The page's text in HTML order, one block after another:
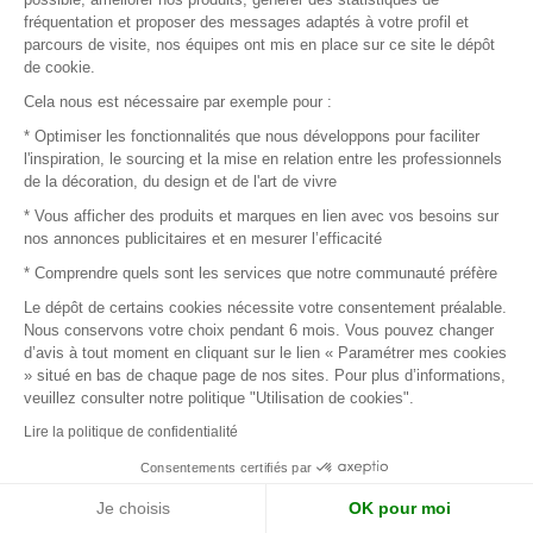
Filtrer(1) Trier par :
de produits saura répondre à vos attentes et à celles de vos
clients.
Comme grossiste en carterie, nous proposons un vaste choix
de cartes pour toutes les occasions. Que vous ayez besoin de
cartes d'anniversaire, de cartes postales, de cartes de vœux
ou de cartes d'art, vous trouverez le produit idéal dans notre
sélection.
Nous travaillons avec des artistes et des designers
talentueux pour vous proposer des cartes originales et
tendances. Chaque carte est soigneusement conçue pour
apporter une touche d'originalité à vos points de vente et
satisfaire les goûts variés de vos clients.
Nous sommes fiers de la qualité de nos produits et nous nous
engageons à vous fournir un service de qualité. Avec MOM,
vous avez l'assurance d'une livraison rapide et d'un service
client à votre écoute.
Faites confiance à MOM, votre grossiste en carterie pour
professionnels, pour apporter une touche d'originalité à votre
offre et satisfaire vos clients.
Tendances actuelles dans le
monde de la carterie
fréquentation et proposer des messages adaptés à votre profil et
parcours de visite, nos équipes ont mis en place sur ce site le dépôt
de cookie.
Cela nous est nécessaire par exemple pour :
* Optimiser les fonctionnalités que nous développons pour faciliter
l'inspiration, le sourcing et la mise en relation entre les professionnels
de la décoration, du design et de l'art de vivre
* Vous afficher des produits et marques en lien avec vos besoins sur
nos annonces publicitaires et en mesurer l’efficacité
* Comprendre quels sont les services que notre communauté préfère
Le dépôt de certains cookies nécessite votre consentement préalable.
Nous conservons votre choix pendant 6 mois. Vous pouvez changer
d’avis à tout moment en cliquant sur le lien « Paramétrer mes cookies
» situé en bas de chaque page de nos sites. Pour plus d’informations,
veuillez consulter notre politique "Utilisation de cookies".
Lire la politique de confidentialité
Consentements certifiés par
Je choisis OK pour moi